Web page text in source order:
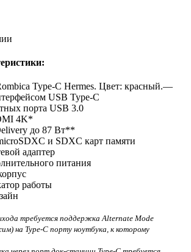
Type-C Hermes. Цвет: красный.—
USB Type-C
порта USB 3.0
4K*
до 87 Вт**
и SDXC карт памяти
адаптер
питания
работы
требуется поддержка Alternate Mode
на Type-C порту ноутбука, к которому